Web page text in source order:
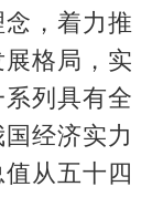
，着力推
格局，实
列具有全
经济实力
从五十四